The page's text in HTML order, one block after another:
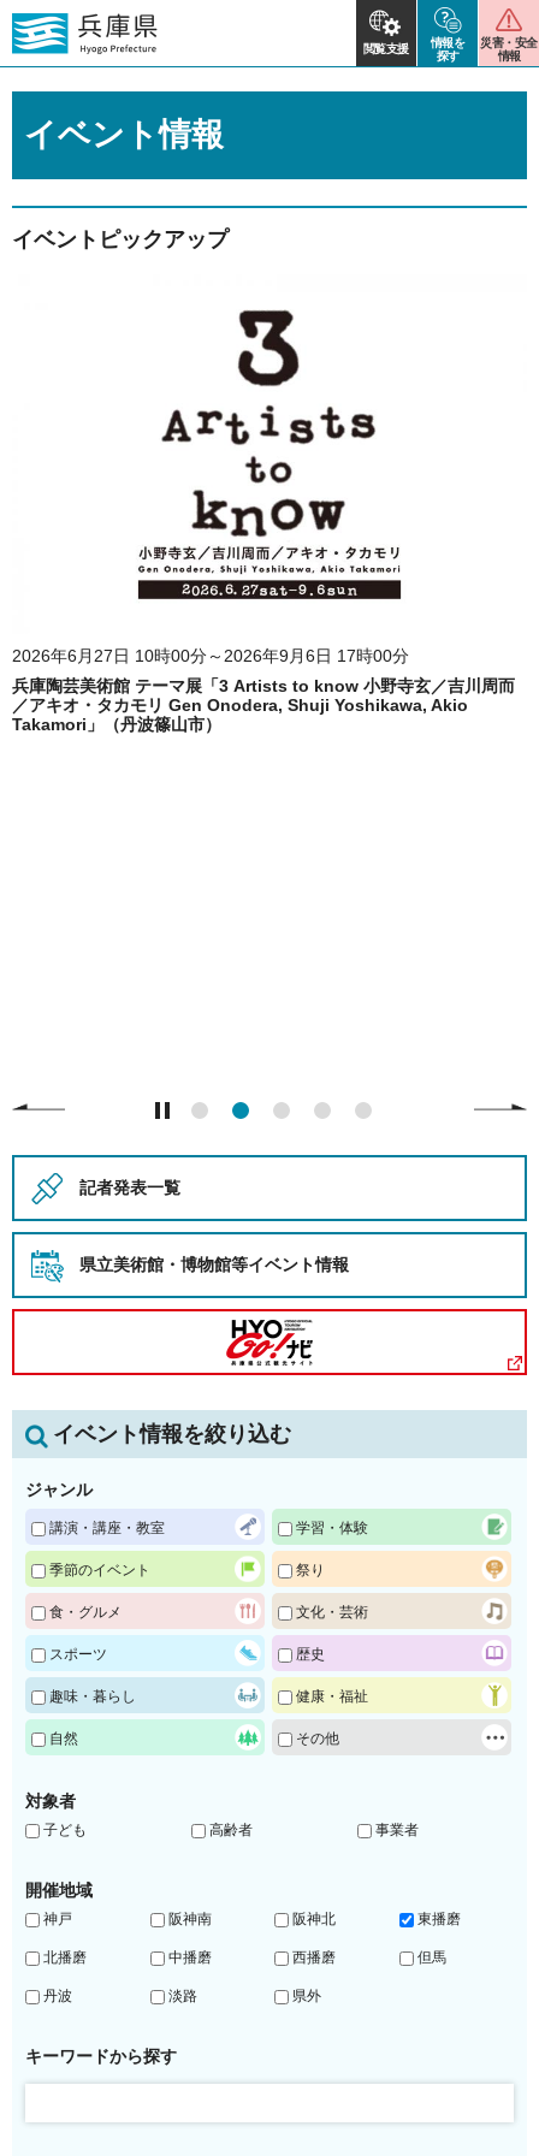
閲覧支援
情報を
探す
災害・安全
情報
イベント情報
イベントピックアップ
2026年6月27日 10時00分～2026年9月6日 17時00分
兵庫陶芸美術館 テーマ展「3 Artists to know 小野寺玄／吉川周而
／アキオ・タカモリ Gen Onodera, Shuji Yoshikawa, Akio
Takamori」（丹波篠山市）
記者発表一覧
県立美術館・博物館等イベント情報
イベント情報を絞り込む
ジャンル
講演・講座・教室 学習・体験
季節のイベント 祭り
食・グルメ 文化・芸術
スポーツ 歴史
趣味・暮らし 健康・福祉
自然 その他
対象者
子ども 高齢者 事業者
開催地域
神戸 阪神南 阪神北 東播磨
北播磨 中播磨 西播磨 但馬
丹波 淡路 県外
キーワードから探す